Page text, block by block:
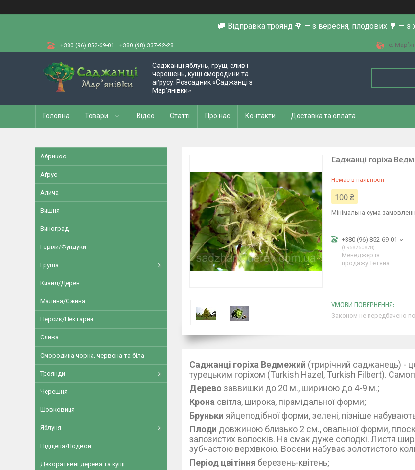
🚚 Відправка троянд 🌹 — з вересня, плодових 🌳 — з
+380 (96) 852-69-01 +380 (98) 337-92-28 с.
Саджанці яблунь, груш, слив і
черешень, кущі смородини та
аґрусу. Розсадник «Саджанці з
Мар’янівки»
Головна Товари Відео Статті Про нас Контакти Доставка та оплата
Саджанці горіха
Немає в наявності
100 ₴
Мінімальна сума
+380 (96) 852-69-01
0958750828
Менеджер із
продажу Тетяна
Законом не передбачено
Саджанці горіха Ведмежий (трирічний саджанець) -
турецьким горіхом (Turkish Hazel, Turkish Filbert).
Дерево заввишки до 20 м., шириною до 4-9 м.;
Крона світла, широка, пірамідальної форми;
Бруньки яйцеподібної форми,зелені, пізніше
Плоди довжиною близько 2 см., овальної форми,
залозистих волосків. На смак дуже солодкі. Листя
зубчастою верхівкою. Восени набуває золотистого
Період цвітіння березень-квітень;
Абрикос
Аґрус
Алича
Вишня
Виноград
Горіхи/Фундуки
Груша
Кизил/Дерен
Малина/Ожина
Персик/Нектарин
Слива
Смородина чорна, червона та біла
Троянди
Черешня
Шовковиця
Яблуня
Підщепа/Подвой
Декоративні дерева та кущі